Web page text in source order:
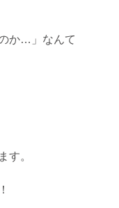
か…」なんて
す。